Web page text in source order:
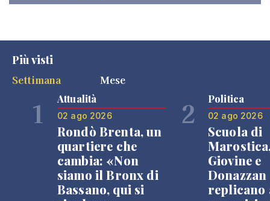
Più visti
Settimana
Mese
1 Attualità
02 ago 2026
Rondò Brenta, un
quartiere che
cambia: «Non
siamo il Bronx di
Bassano, qui si
2 Politica
02 ago 2026
Scuola di
Giovine e
Donazzan
replicano